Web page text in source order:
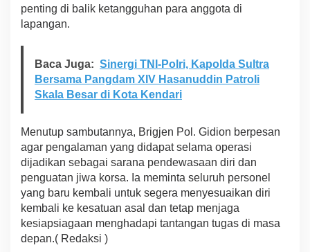
penting di balik ketangguhan para anggota di
lapangan.
Baca Juga: Sinergi TNI-Polri, Kapolda Sultra
Bersama Pangdam XIV Hasanuddin Patroli
Skala Besar di Kota Kendari
Menutup sambutannya, Brigjen Pol. Gidion berpesan
agar pengalaman yang didapat selama operasi
dijadikan sebagai sarana pendewasaan diri dan
penguatan jiwa korsa. Ia meminta seluruh personel
yang baru kembali untuk segera menyesuaikan diri
kembali ke kesatuan asal dan tetap menjaga
kesiapsiagaan menghadapi tantangan tugas di masa
depan.( Redaksi )